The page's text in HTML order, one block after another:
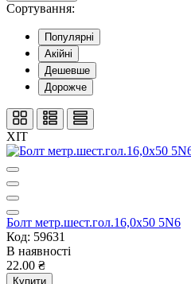
Сортування:
Популярні
Акійні
Дешевше
Дорожче
ХІТ
Болт метр.шест.гол.16,0х50 5N6
Код: 59631
В наявності
22.00 ₴
Купити